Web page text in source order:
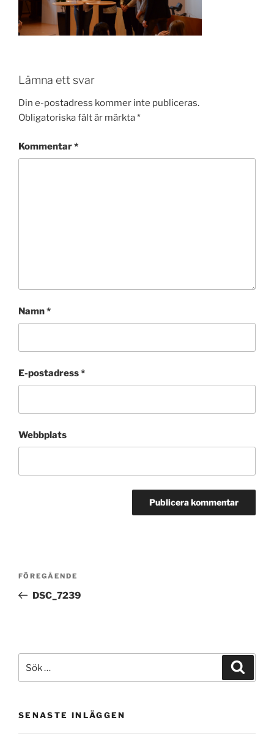
Lämna ett svar
Din e-postadress kommer inte publiceras.
Obligatoriska fält är märkta*
Kommentar*
Namn*
E-postadress*
Webbplats
Inläggsnavigering
Föregående
inlägg
FÖREGÅENDE
DSC_7239
efter:
SENASTE INLÄGGEN